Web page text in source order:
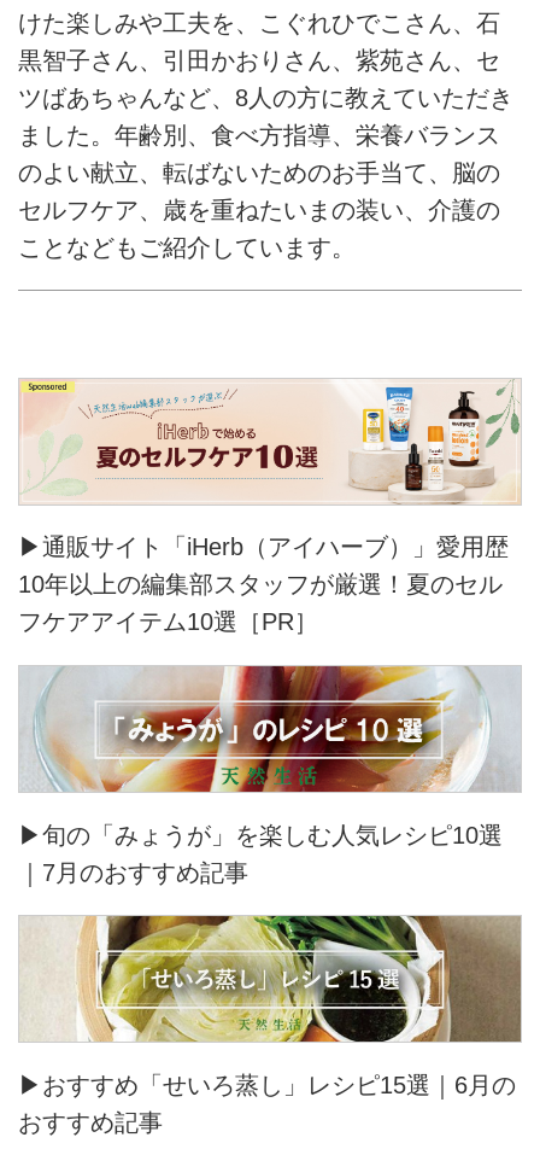
けた楽しみや工夫を、こぐれひでこさん、石
黒智子さん、引田かおりさん、紫苑さん、セ
ツばあちゃんなど、8人の方に教えていただき
ました。年齢別、食べ方指導、栄養バランス
のよい献立、転ばないためのお手当て、脳の
セルフケア、歳を重ねたいまの装い、介護の
ことなどもご紹介しています。
▶通販サイト「iHerb（アイハーブ）」愛用歴
10年以上の編集部スタッフが厳選！夏のセル
フケアアイテム10選［PR］
▶旬の「みょうが」を楽しむ人気レシピ10選
｜7月のおすすめ記事
▶おすすめ「せいろ蒸し」レシピ15選｜6月の
おすすめ記事